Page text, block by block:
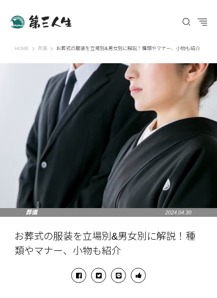
HOME 第三人生 〜寄り道の歩き方〜
葬儀 お葬式の服装を立場別&男女別に解説！種類やマナー、小物も紹介
葬儀 2024.04.30
お葬式の服装を立場別&男女別に解説！種
類やマナー、小物も紹介